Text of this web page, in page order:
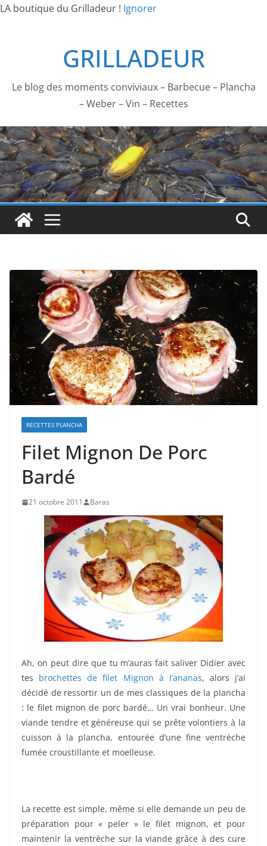
LA boutique du Grilladeur ! Ignorer
GRILLADEUR
Le blog des moments conviviaux – Barbecue – Plancha
– Weber – Vin – Recettes
RECETTES PLANCHA
Filet Mignon De Porc
Bardé
21 octobre 2011 Baras
Ah, on peut dire que tu m’auras fait saliver Didier avec
tes brochettes de filet Mignon à l’ananas, alors j’ai
décidé de ressortir un de mes classiques de la plancha
: le filet mignon de porc bardé… Un vrai bonheur. Une
viande tendre et généreuse qui se prête volontiers à la
cuisson à la plancha, entourée d’une fine ventrèche
fumée croustillante et moelleuse.
La recette est simple, même si elle demande un peu de
préparation pour « peler » le filet mignon, et pour
maintenir la ventrèche sur la viande grâce à des cure